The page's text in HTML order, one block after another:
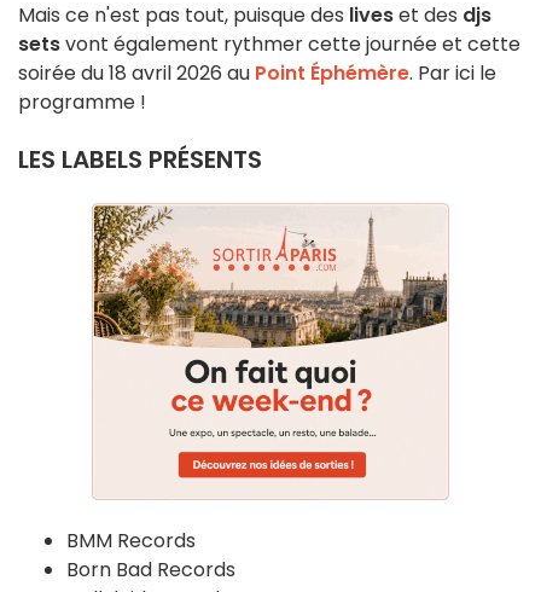
Mais ce n'est pas tout, puisque des liveset des djs
setsvont également rythmer cette journée et cette
soirée du 18 avril 2026 au Point Éphémère. Par ici le
programme !
LES LABELS PRÉSENTS
BMM Records
Born Bad Records